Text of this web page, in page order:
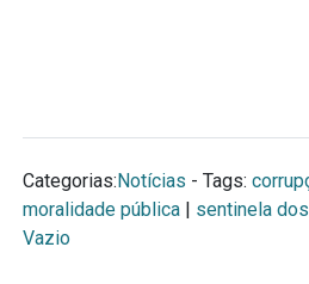
Categorias: Notícias - Tags:
moralidade pública
sentinela
Vazio